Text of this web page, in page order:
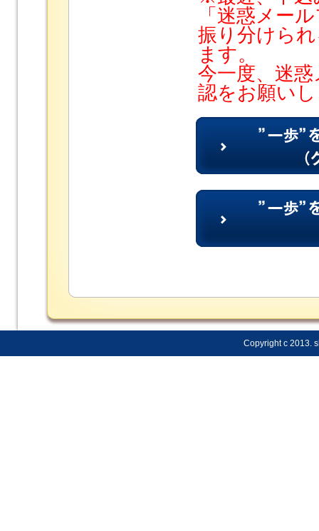
「迷惑メー
振り分けら
ます。
今一度、迷
認をお願い
Copyright c 2013.